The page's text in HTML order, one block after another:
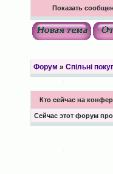
Показать
Форум » Спільні
Кто сейчас на
Сейчас этот форум